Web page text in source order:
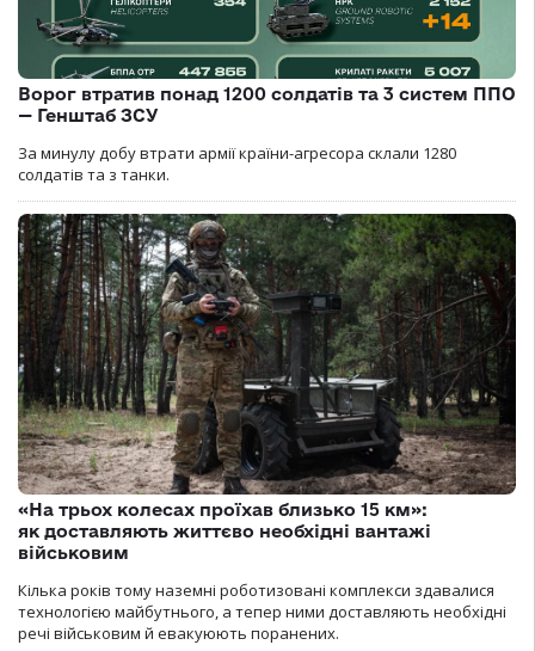
Ворог втратив понад 1200 солдатів та 3 систем ППО
— Генштаб ЗСУ
За минулу добу втрати армії країни-агресора склали 1280
солдатів та з танки.
«На трьох колесах проїхав близько 15 км»:
як доставляють життєво необхідні вантажі
військовим
Кілька років тому наземні роботизовані комплекси здавалися
технологією майбутнього, а тепер ними доставляють необхідні
речі військовим й евакуюють поранених.